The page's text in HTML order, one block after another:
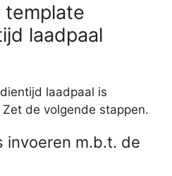
laadpaal
laadpaal is
de volgende stappen.
invoeren m.b.t. de